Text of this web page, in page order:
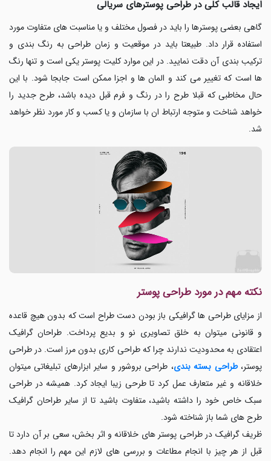
ایجاد قالب کلی در طراحی پوسترهای سریالی
گاهی بعضی پوسترها را باید در فصول مختلف و یا مناسبت های متفاوت مورد
استفاده قرار داد. طبیعتا باید در موقعیت و زمان طراحی به رنگ بندی و
ترکیب بندی آن دقت نمایید. در این موارد کلیت پوستر یکی است و تنها رنگ
ها است که تغییر می کند و المان ها و اجزا ممکن است جابجا شود. با این
حال مخاطبی که قبلا طرح را در رنگ و فرم قبل دیده باشد، طرح جدید را
خواهد شناخت و متوجه ارتباط ان با سازمان و یا کسب و کار مورد نظر خواهد
شد.
نکته مهم در مورد طراحی پوستر
از مزایای طراحی ها گرافیکی باز بودن دست طراح است که بدون هیچ قاعده
و قانونی میتوان به خلق تصاویری نو و بدیع پرداخت. طراحان گرافیک
اعتقادی به محدودیت ندارند چرا که طراحی کاری بدون مرز است. در طراحی
پوستر،طراحی بسته بندی، طراحی بروشور و سایر ابزارهای تبلیغاتی میتوان
خلاقانه و غیر متعارف عمل کرد تا طرحی زیبا ایجاد کرد. همیشه در طراحی
سبک خاص خود را داشته باشید، متفاوت باشید تا از سایر طراحان گرافیک
طرح های شما باز شناخته شود.
ظریف گرافیک در طراحی پوستر های خلاقانه و اثر بخش، سعی بر آن دارد تا
قبل از هر چیز با انجام مطاعات و بررسی های لازم این مهم را انجام دهد.